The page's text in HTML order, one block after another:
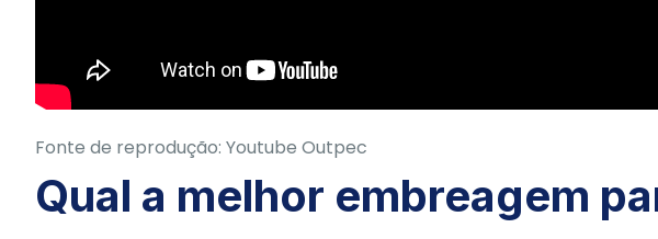
Fonte de reprodução: Youtube Outpec
Qual a melhor embreagem